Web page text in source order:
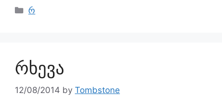
რ
რხევა
12/08/2014 by Tombstone